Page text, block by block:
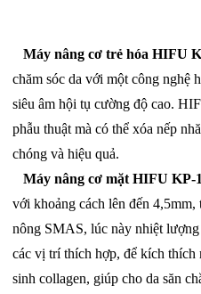
Máy nâng cơ trẻ hóa HIFU
chăm sóc da với một công nghệ
siêu âm hội tụ cường độ cao.
phẫu thuật mà có thể xóa nếp
chóng và hiệu quả.
Máy nâng cơ mặt HIFU KP-
với khoảng cách lên đến
nông SMAS, lúc này nhiệt
các vị trí thích hợp, để kích thích
sinh collagen, giúp cho da săn